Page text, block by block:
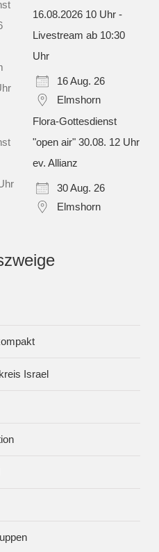
16.08.2026 10 Uhr -
Livestream ab 10:30
Uhr
16 Aug. 26
Elmshorn
Flora-Gottesdienst
"open air" 30.08. 12 Uhr
ev. Allianz
30 Aug. 26
Elmshorn
Israel